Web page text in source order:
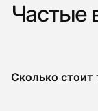
Частые
Сколько стоит